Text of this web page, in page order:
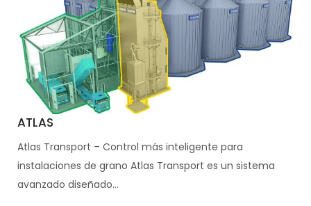
ATLAS
Atlas Transport – Control más inteligente para
instalaciones de grano Atlas Transport es un sistema
avanzado diseñado...